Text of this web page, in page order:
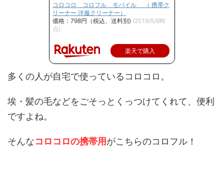
コロコロ コロフル モバイル （ 携帯ク
リーナー 洋服クリーナー）
価格：798円（税込、送料別) (2019/5/6時
点)
楽天で購入
多くの人が自宅で使っているコロコロ。
埃・髪の毛などをごそっとくっつけてくれて、便利
ですよね。
そんなコロコロの携帯用がこちらのコロフル！